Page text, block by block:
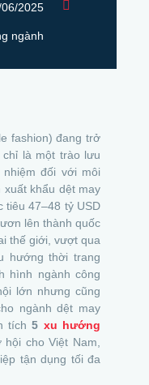
2025
ngành
fashion) đang trở
là một trào lưu
đối với môi
khẩu dệt may
tiêu 47–48 tỷ USD
lên thành quốc
thế giới, vượt qua
hướng thời trang
hình ngành công
lớn nhưng cũng
ngành dệt may
tích5 xu hướng
hội cho Việt Nam,
tận dụng tối đa